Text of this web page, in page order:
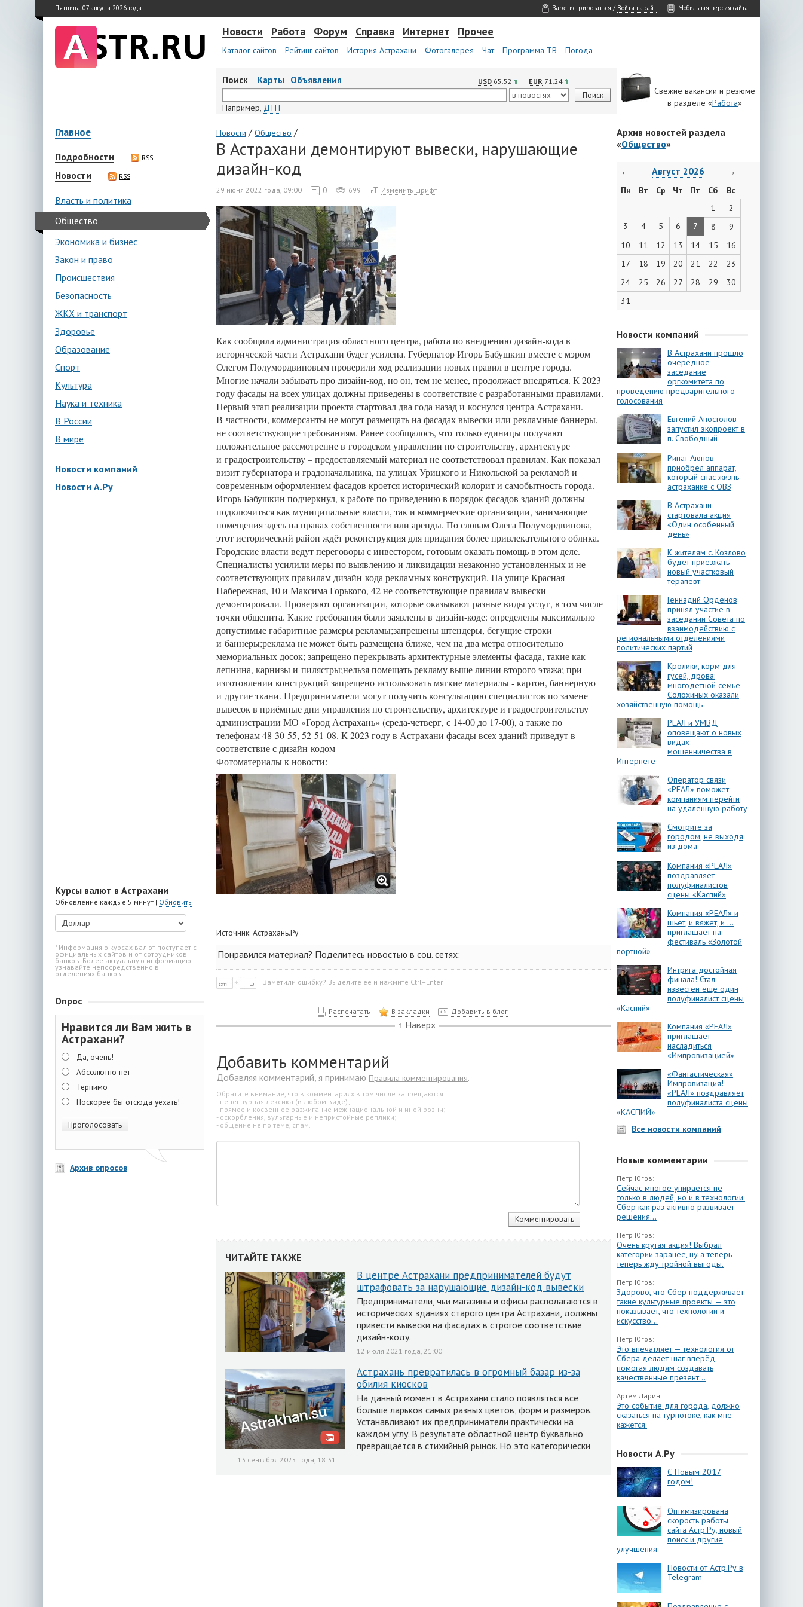
Пятница, 07 августа 2026 года Зарегистрироваться / Войти на сайт Мобильная версия сайта
Новости Работа Форум Справка Интернет Прочее
Каталог сайтов Рейтинг сайтов История Астрахани Фотогалерея Чат Программа ТВ Погода
Поиск Карты Объявления USD 65.52 EUR 71.24
Например, ДТП
Свежие вакансии и резюме
в разделе «Работа»
Главное
Подробности RSS
Новости RSS
Власть и политика
Общество
Экономика и бизнес
Закон и право
Происшествия
Безопасность
ЖКХ и транспорт
Здоровье
Образование
Спорт
Культура
Наука и техника
В России
В мире
Новости компаний
Новости А.Ру
Курсы валют в Астрахани
Обновление каждые 5 минут | Обновить
* Информация о курсах валют поступает с
официальных сайтов и от сотрудников
банков. Более актуальную информацию
узнавайте непосредственно в
отделениях банков.
Опрос
Нравится ли Вам жить в
Астрахани?
Да, очень!
Абсолютно нет
Терпимо
Поскорее бы отсюда уехать!
Архив опросов
Новости / Общество /
В Астрахани демонтируют вывески, нарушающие
дизайн-код
29 июня 2022 года, 09:00 0 699 Изменить шрифт
Как сообщила администрация областного центра, работа по внедрению дизайн-кода в
исторической части Астрахани будет усилена. Губернатор Игорь Бабушкин вместе с мэром
Олегом Полумордвиновым проверили ход реализации новых правил в центре города.
Многие начали забывать про дизайн-код, но он, тем не менее, продолжает внедряться. К 2023
году фасады на всех улицах должны приведены в соответствие с разработанными правилами.
Первый этап реализации проекта стартовал два года назад и коснулся центра Астрахани.
В частности, коммерсанты не могут размещать на фасадах вывески или рекламные баннеры,
не соответствующие требованиям. Ранее сообщалось, что только единицы получают
положительное рассмотрение в городском управлении по строительству, архитектуре
и градостроительству – предоставляемый материал не соответствовал правилам. Как показал
визит губернатора и градоначальника, на улицах Урицкого и Никольской за рекламой и
современным оформлением фасадов кроется исторический колорит и самобытность города.
Игорь Бабушкин подчеркнул, к работе по приведению в порядок фасадов зданий должны
подключиться как муниципальные власти, так и коммерческие организации, занимающие
помещения здесь на правах собственности или аренды. По словам Олега Полумордвинова,
этот исторический район ждёт реконструкция для придания более привлекательного облика.
Городские власти ведут переговоры с инвестором, готовым оказать помощь в этом деле.
Специалисты усилили меры по выявлению и ликвидации незаконно установленных и не
соответствующих правилам дизайн-кода рекламных конструкций. На улице Красная
Набережная, 10 и Максима Горького, 42 не соответствующие правилам вывески
демонтировали. Проверяют организации, которые оказывают разные виды услуг, в том числе
точки общепита. Какие требования были заявлены в дизайн-коде: определены максимально
допустимые габаритные размеры рекламы;запрещены штендеры, бегущие строки
и баннеры;реклама не может быть размещена ближе, чем на два метра относительно
мемориальных досок; запрещено перекрывать архитектурные элементы фасада, такие как
лепнина, карнизы и пилястры;нельзя помещать рекламу выше линии второго этажа; при
изготовлении конструкций запрещено использовать мягкие материалы - картон, баннерную
и другие ткани. Предприниматели могут получить консультацию специалистов по замене
вывесок в приёмные дни управления по строительству, архитектуре и градостроительству
администрации МО «Город Астрахань» (среда-четверг, с 14-00 до 17-00), а также по
телефонам 48-30-55, 52-51-08. К 2023 году в Астрахани фасады всех зданий приведут в
соответствие с дизайн-кодом
Фотоматериалы к новости:
Источник: Астрахань.Ру
Понравился материал? Поделитесь новостью в соц. сетях:
Заметили ошибку? Выделите её и нажмите Ctrl+Enter
Распечатать В закладки Добавить в блог
↑ Наверх
Добавить комментарий
Добавляя комментарий, я принимаю Правила комментирования.
Обратите внимание, что в комментариях в том числе запрещаются:
- нецензурная лексика (в любом виде);
- прямое и косвенное разжигание межнациональной и иной розни;
- оскорбления, вульгарные и непристойные реплики;
- общение не по теме, спам.
ЧИТАЙТЕ ТАКЖЕ
В центре Астрахани предпринимателей будут
штрафовать за нарушающие дизайн-код вывески
Предприниматели, чьи магазины и офисы располагаются в
исторических зданиях старого центра Астрахани, должны
привести вывески на фасадах в строгое соответствие
дизайн-коду.
12 июля 2021 года, 21:00
Астрахань превратилась в огромный базар из-за
обилия киосков
На данный момент в Астрахани стало появляться все
больше ларьков самых разных цветов, форм и размеров.
Устанавливают их предприниматели практически на
каждом углу. В результате областной центр буквально
превращается в стихийный рынок. Но это категорически
13 сентября 2025 года, 18:31
Архив новостей раздела
«Общество»
← Август 2026 →
Пн Вт Ср Чт Пт Сб
Вс
1
2
3
4 5 6 7 8
9
10
11 12 13 14 15
16
17
18 19 20 21 22
23
24
25 26 27 28 29
30
31
Новости компаний
В Астрахани прошло
очередное
заседание
оргкомитета по
проведению предварительного
голосования
Евгений Апостолов
запустил экопроект в
п. Свободный
Ринат Аюпов
приобрел аппарат,
который спас жизнь
астраханке с ОВЗ
В Астрахани
стартовала акция
«Один особенный
день»
К жителям с. Козлово
будет приезжать
новый участковый
терапевт
Геннадий Орденов
принял участие в
заседании Совета по
взаимодействию с
региональными отделениями
политических партий
Кролики, корм для
гусей, дрова:
многодетной семье
Солохиных оказали
хозяйственную помощь
РЕАЛ и УМВД
оповещают о новых
видах
мошенничества в
Интернете
Оператор связи
«РЕАЛ» поможет
компаниям перейти
на удаленную работу
Смотрите за
городом, не выходя
из дома
Компания «РЕАЛ»
поздравляет
полуфиналистов
сцены «Каспий»
Компания «РЕАЛ» и
шьет, и вяжет, и …
приглашает на
фестиваль «Золотой
портной»
Интрига достойная
финала! Стал
известен еще один
полуфиналист сцены
«Каспий»
Компания «РЕАЛ»
приглашает
насладиться
«Импровизацией»
«Фантастическая»
Импровизация!
«РЕАЛ» поздравляет
полуфиналиста сцены
«КАСПИЙ»
Все новости компаний
Новые комментарии
Петр Югов:
Сейчас многое упирается не
только в людей, но и в технологии.
Сбер как раз активно развивает
решения...
Петр Югов:
Очень крутая акция! Выбрал
категории заранее, ну а теперь
теперь жду тройной выгоды.
Петр Югов:
Здорово, что Сбер поддерживает
такие культурные проекты — это
показывает, что технологии и
искусство...
Петр Югов:
Это впечатляет — технология от
Сбера делает шаг вперёд,
помогая людям создавать
качественные презент...
Артём Ларин:
Это событие для города, должно
сказаться на турпотоке, как мне
кажется.
Новости А.Ру
С Новым 2017
годом!
Оптимизирована
скорость работы
сайта Астр.Ру, новый
поиск и другие
улучшения
Новости от Астр.Ру в
Telegram